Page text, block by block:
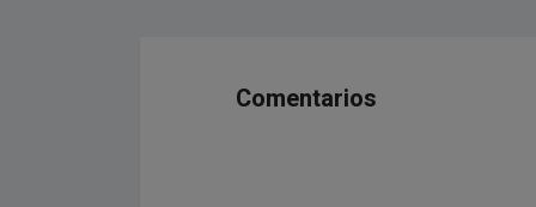
Comentarios